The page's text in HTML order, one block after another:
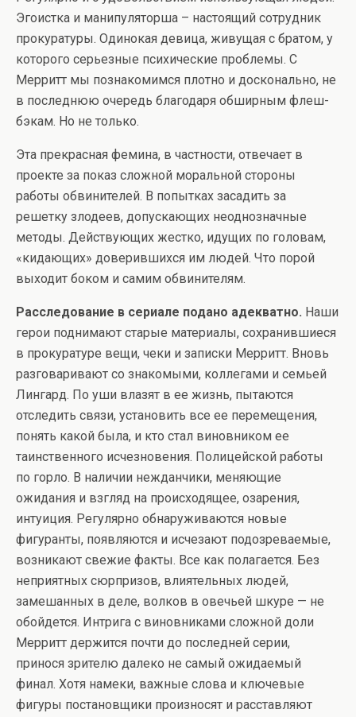
Эгоистка и манипуляторша – настоящий сотрудник
прокуратуры. Одинокая девица, живущая с братом, у
которого серьезные психические проблемы. С
Мерритт мы познакомимся плотно и досконально, не
в последнюю очередь благодаря обширным флеш-
бэкам. Но не только.
Эта прекрасная фемина, в частности, отвечает в
проекте за показ сложной моральной стороны
работы обвинителей. В попытках засадить за
решетку злодеев, допускающих неоднозначные
методы. Действующих жестко, идущих по головам,
«кидающих» доверившихся им людей. Что порой
выходит боком и самим обвинителям.
Расследование в сериале подано адекватно. Наши
герои поднимают старые материалы, сохранившиеся
в прокуратуре вещи, чеки и записки Мерритт. Вновь
разговаривают со знакомыми, коллегами и семьей
Лингард. По уши влазят в ее жизнь, пытаются
отследить связи, установить все ее перемещения,
понять какой была, и кто стал виновником ее
таинственного исчезновения. Полицейской работы
по горло. В наличии нежданчики, меняющие
ожидания и взгляд на происходящее, озарения,
интуиция. Регулярно обнаруживаются новые
фигуранты, появляются и исчезают подозреваемые,
возникают свежие факты. Все как полагается. Без
неприятных сюрпризов, влиятельных людей,
замешанных в деле, волков в овечьей шкуре — не
обойдется. Интрига с виновниками сложной доли
Мерритт держится почти до последней серии,
принося зрителю далеко не самый ожидаемый
финал. Хотя намеки, важные слова и ключевые
фигуры постановщики произносят и расставляют